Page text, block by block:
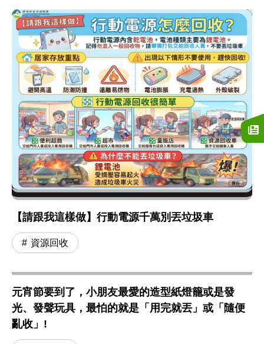
【請跟我這樣做】行動電源千萬別丟垃圾車
資源回收
元宵節要到了，小朋友最愛的造型紙燈籠或是發
光、發聲玩具，最怕的就是「用完就丟」或「隨便
亂收」!